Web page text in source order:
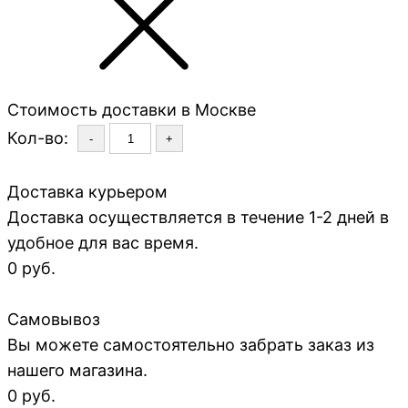
Стоимость доставки в Москве
Кол-во:
- +
Доставка курьером
Доставка осуществляется в течение 1-2 дней в
удобное для вас время.
0 руб.
Самовывоз
Вы можете самостоятельно забрать заказ из
нашего магазина.
0 руб.